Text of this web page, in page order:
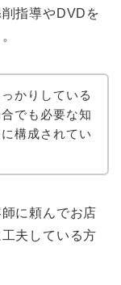
指導やDVDを
かりしている
でも必要な知
構成されてい
に頼んでお店
夫している方